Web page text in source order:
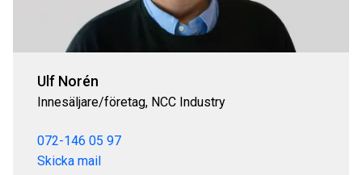
Ulf Norén
Innesäljare/företag, NCC Industry
072-146 05 97
Skicka mail